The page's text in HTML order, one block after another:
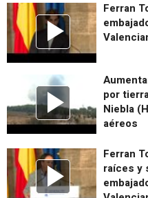
Ferran
por
Niebla
aéreos
Ferran
raíces y